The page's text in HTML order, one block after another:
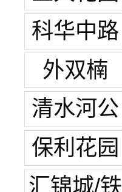
科华中路
王府井
外双楠
清水河公
园
保利花园
汇锦城/铁